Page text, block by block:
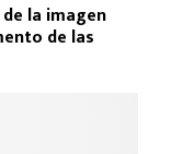
la imagen
de las